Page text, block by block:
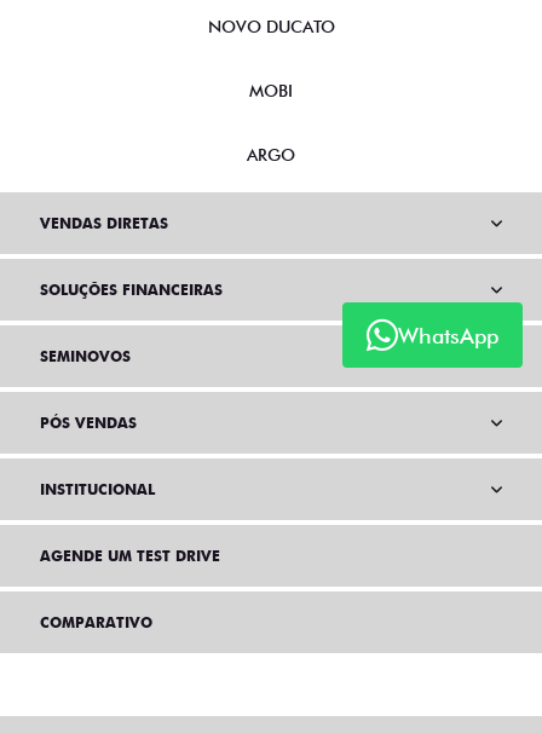
WhatsApp
NOVO DUCATO
MOBI
ARGO
VENDAS DIRETAS
SOLUÇÕES FINANCEIRAS
SEMINOVOS
PÓS VENDAS
INSTITUCIONAL
AGENDE UM TEST DRIVE
COMPARATIVO